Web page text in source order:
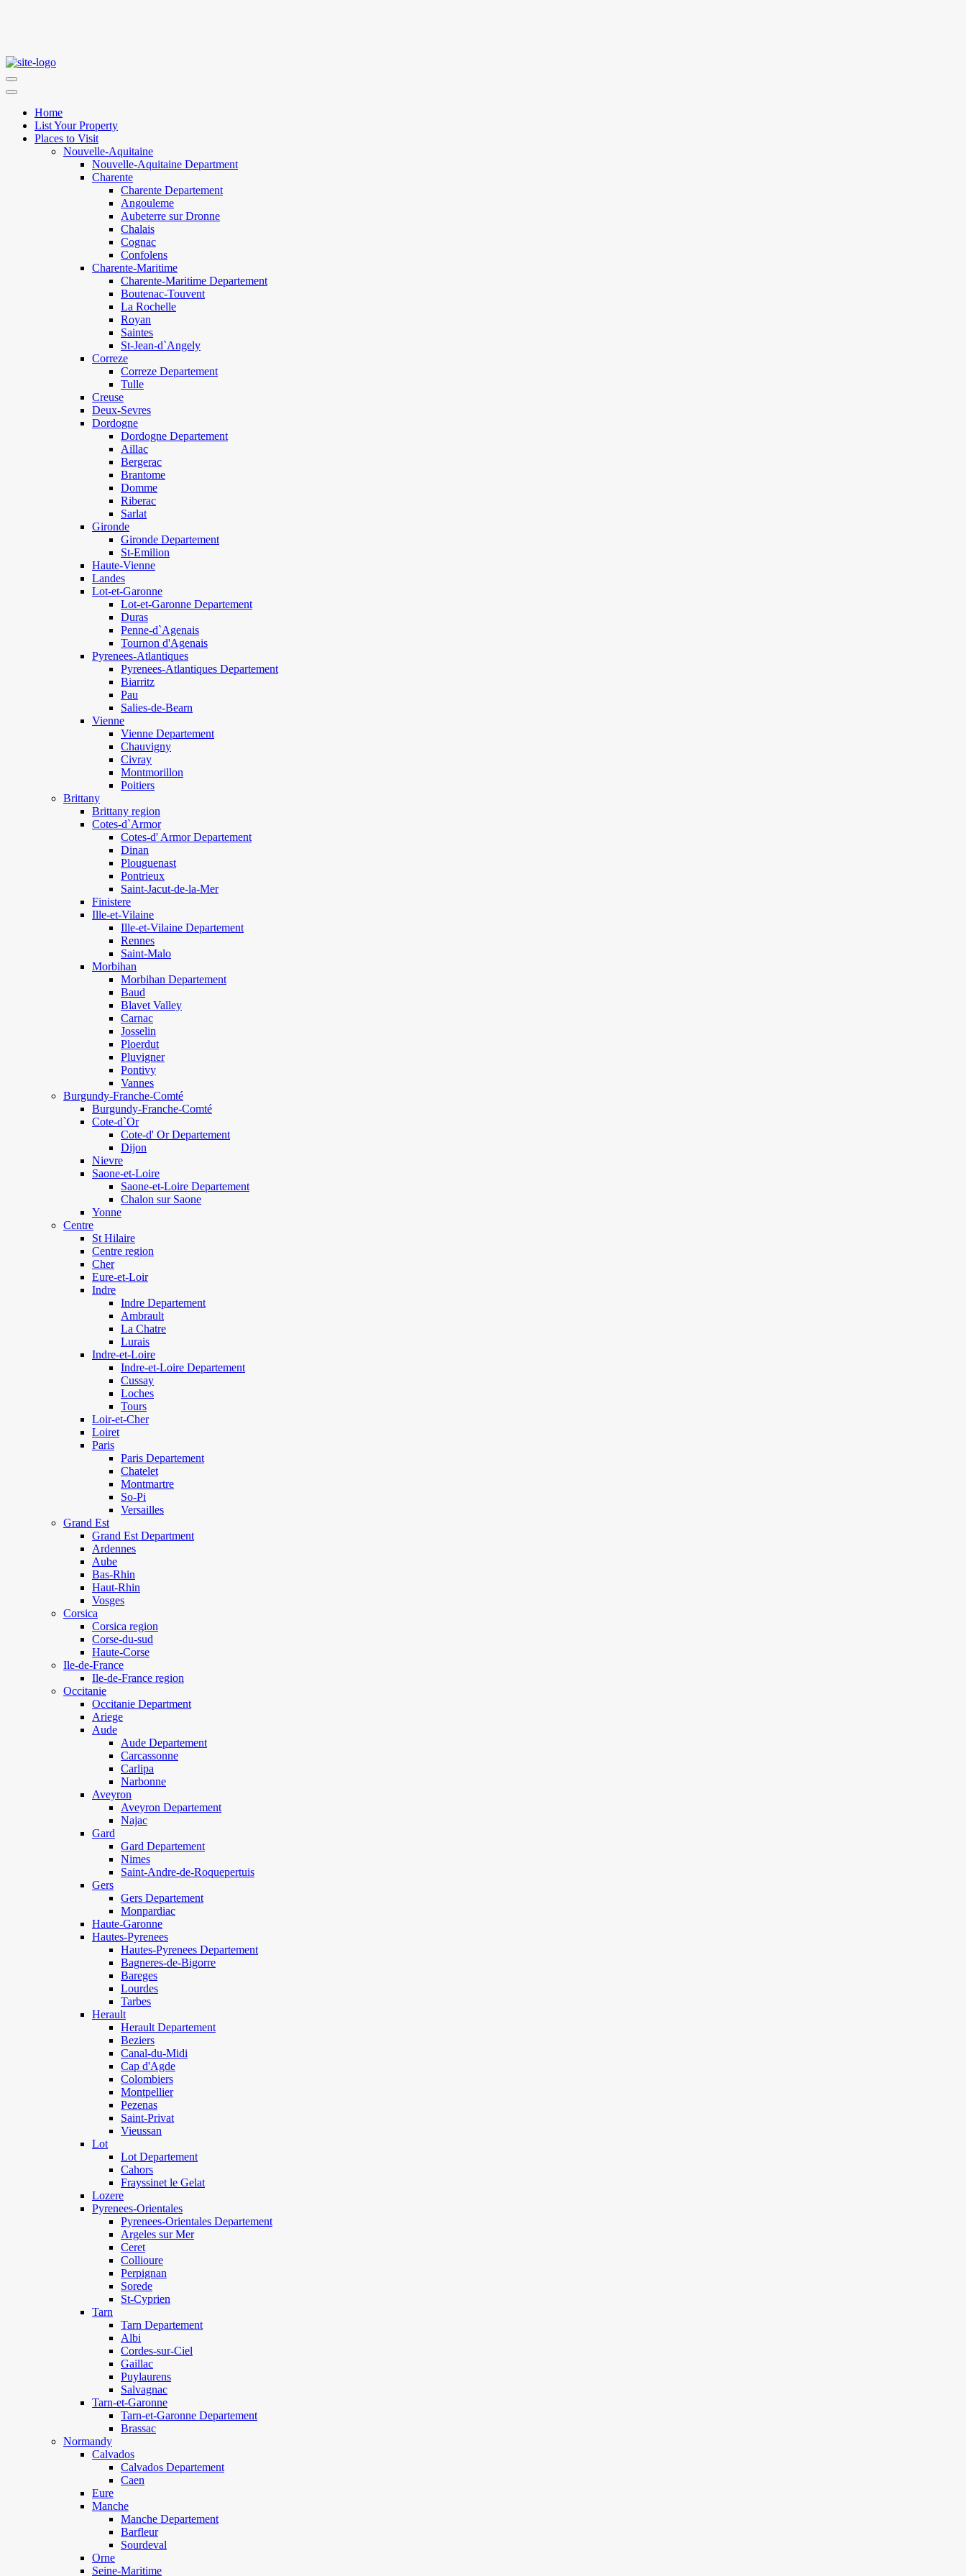
Home
List Your Property
Places to Visit
Nouvelle-Aquitaine
Nouvelle-Aquitaine Department
Charente
Charente Departement
Angouleme
Aubeterre sur Dronne
Chalais
Cognac
Confolens
Charente-Maritime
Charente-Maritime Departement
Boutenac-Touvent
La Rochelle
Royan
Saintes
St-Jean-d`Angely
Correze
Correze Departement
Tulle
Creuse
Deux-Sevres
Dordogne
Dordogne Departement
Aillac
Bergerac
Brantome
Domme
Riberac
Sarlat
Gironde
Gironde Departement
St-Emilion
Haute-Vienne
Landes
Lot-et-Garonne
Lot-et-Garonne Departement
Duras
Penne-d`Agenais
Tournon d'Agenais
Pyrenees-Atlantiques
Pyrenees-Atlantiques Departement
Biarritz
Pau
Salies-de-Bearn
Vienne
Vienne Departement
Chauvigny
Civray
Montmorillon
Poitiers
Brittany
Brittany region
Cotes-d`Armor
Cotes-d' Armor Departement
Dinan
Plouguenast
Pontrieux
Saint-Jacut-de-la-Mer
Finistere
Ille-et-Vilaine
Ille-et-Vilaine Departement
Rennes
Saint-Malo
Morbihan
Morbihan Departement
Baud
Blavet Valley
Carnac
Josselin
Ploerdut
Pluvigner
Pontivy
Vannes
Burgundy-Franche-Comté
Burgundy-Franche-Comté
Cote-d`Or
Cote-d' Or Departement
Dijon
Nievre
Saone-et-Loire
Saone-et-Loire Departement
Chalon sur Saone
Yonne
Centre
St Hilaire
Centre region
Cher
Eure-et-Loir
Indre
Indre Departement
Ambrault
La Chatre
Lurais
Indre-et-Loire
Indre-et-Loire Departement
Cussay
Loches
Tours
Loir-et-Cher
Loiret
Paris
Paris Departement
Chatelet
Montmartre
So-Pi
Versailles
Grand Est
Grand Est Department
Ardennes
Aube
Bas-Rhin
Haut-Rhin
Vosges
Corsica
Corsica region
Corse-du-sud
Haute-Corse
Ile-de-France
Ile-de-France region
Occitanie
Occitanie Department
Ariege
Aude
Aude Departement
Carcassonne
Carlipa
Narbonne
Aveyron
Aveyron Departement
Najac
Gard
Gard Departement
Nimes
Saint-Andre-de-Roquepertuis
Gers
Gers Departement
Monpardiac
Haute-Garonne
Hautes-Pyrenees
Hautes-Pyrenees Departement
Bagneres-de-Bigorre
Bareges
Lourdes
Tarbes
Herault
Herault Departement
Beziers
Canal-du-Midi
Cap d'Agde
Colombiers
Montpellier
Pezenas
Saint-Privat
Vieussan
Lot
Lot Departement
Cahors
Frayssinet le Gelat
Lozere
Pyrenees-Orientales
Pyrenees-Orientales Departement
Argeles sur Mer
Ceret
Collioure
Perpignan
Sorede
St-Cyprien
Tarn
Tarn Departement
Albi
Cordes-sur-Ciel
Gaillac
Puylaurens
Salvagnac
Tarn-et-Garonne
Tarn-et-Garonne Departement
Brassac
Normandy
Calvados
Calvados Departement
Caen
Eure
Manche
Manche Departement
Barfleur
Sourdeval
Orne
Seine-Maritime